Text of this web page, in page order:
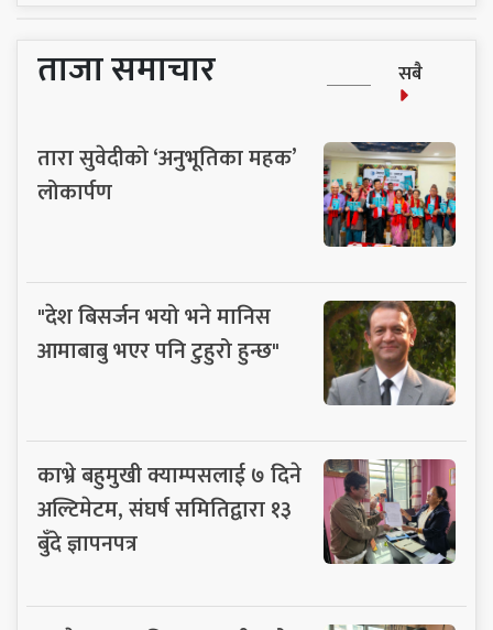
ताजा समाचार सबै
तारा सुवेदीको ‘अनुभूतिका महक’
लोकार्पण
"देश बिसर्जन भयो भने मानिस
आमाबाबु भएर पनि टुहुरो हुन्छ"
काभ्रे बहुमुखी क्याम्पसलाई ७ दिने
अल्टिमेटम, संघर्ष समितिद्वारा १३
बुँदे ज्ञापनपत्र